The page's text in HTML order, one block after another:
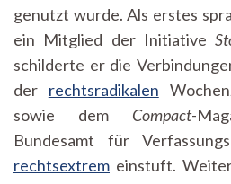
genutzt wurde. Als erstes
ein Mitglied der Initiative
schilderte er die
der rechtsradikalen
sowie dem Compact-
Bundesamt für
rechtsextrem einstuft.